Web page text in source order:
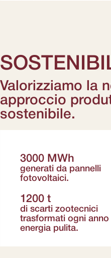
Valorizziamo la
approccio
sostenibile.
3000 MWh
generati da pannelli
fotovoltaici.
1200 t
di scarti zootecnici
trasformati ogni anno
energia pulita.